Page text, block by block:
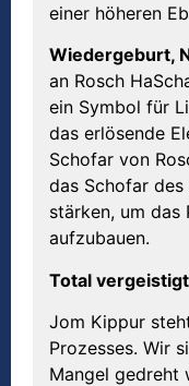
einer höheren
Wiedergeburt,
an Rosch
ein Symbol für
das erlösende
Schofar von
das Schofar
stärken, um das
aufzubauen.
Total vergeistigt
Jom Kippur
Prozesses. Wir
Mangel gedreht